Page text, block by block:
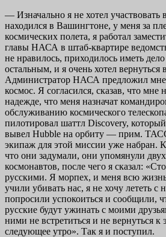
— Изначально я не хотел участвовать
находился в Вашингтоне, у меня за
космических полета, я работал
главы НАСА в штаб-квартире
не нравилось, приходилось иметь
остальным, и я очень хотел вернуться
Администратор НАСА предложил мне
космос. Я согласился, сказав, что мне
надежде, что меня назначат
обслуживанию космического
пилотировал шаттл Discovery,
вывел Hubble на орбиту — прим.
экипаж для этой миссии уже набран.
что они задумали, они упомянули
космонавтов, после чего я сказал:
русскими. Я морпех, и меня всю
учили убивать нас, я не хочу лететь
попросили успокоиться и сообщили,
русские будут ужинать с моими
ними не встретиться и не вернуться к
следующее утро». Так я и поступил.